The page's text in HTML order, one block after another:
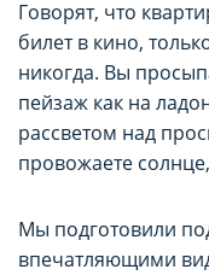
Говорят, что
билет в кино,
никогда. Вы
пейзаж как на
рассветом над
провожаете
Мы подготовили
впечатляющими